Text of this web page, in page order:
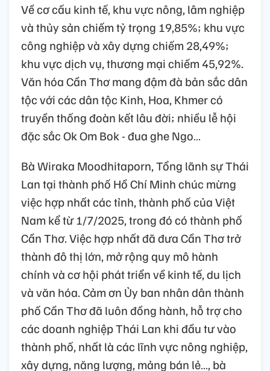
Về cơ cấu kinh tế, khu vực nông, lâm nghiệp
và thủy sản chiếm tỷ trọng 19,85%; khu vực
công nghiệp và xây dựng chiếm 28,49%;
khu vực dịch vụ, thương mại chiếm 45,92%.
Văn hóa Cần Thơ mang đậm đà bản sắc dân
tộc với các dân tộc Kinh, Hoa, Khmer có
truyền thống đoàn kết lâu đời; nhiều lễ hội
đặc sắc Ok Om Bok - đua ghe Ngo…
Bà Wiraka Moodhitaporn, Tổng lãnh sự Thái
Lan tại thành phố Hồ Chí Minh chúc mừng
việc hợp nhất các tỉnh, thành phố của Việt
Nam kể từ 1/7/2025, trong đó có thành phố
Cần Thơ. Việc hợp nhất đã đưa Cần Thơ trở
thành đô thị lớn, mở rộng quy mô hành
chính và cơ hội phát triển về kinh tế, du lịch
và văn hóa. Cảm ơn Ủy ban nhân dân thành
phố Cần Thơ đã luôn đồng hành, hỗ trợ cho
các doanh nghiệp Thái Lan khi đầu tư vào
thành phố, nhất là các lĩnh vực nông nghiệp,
xây dựng, năng lượng, mảng bán lẻ…, bà